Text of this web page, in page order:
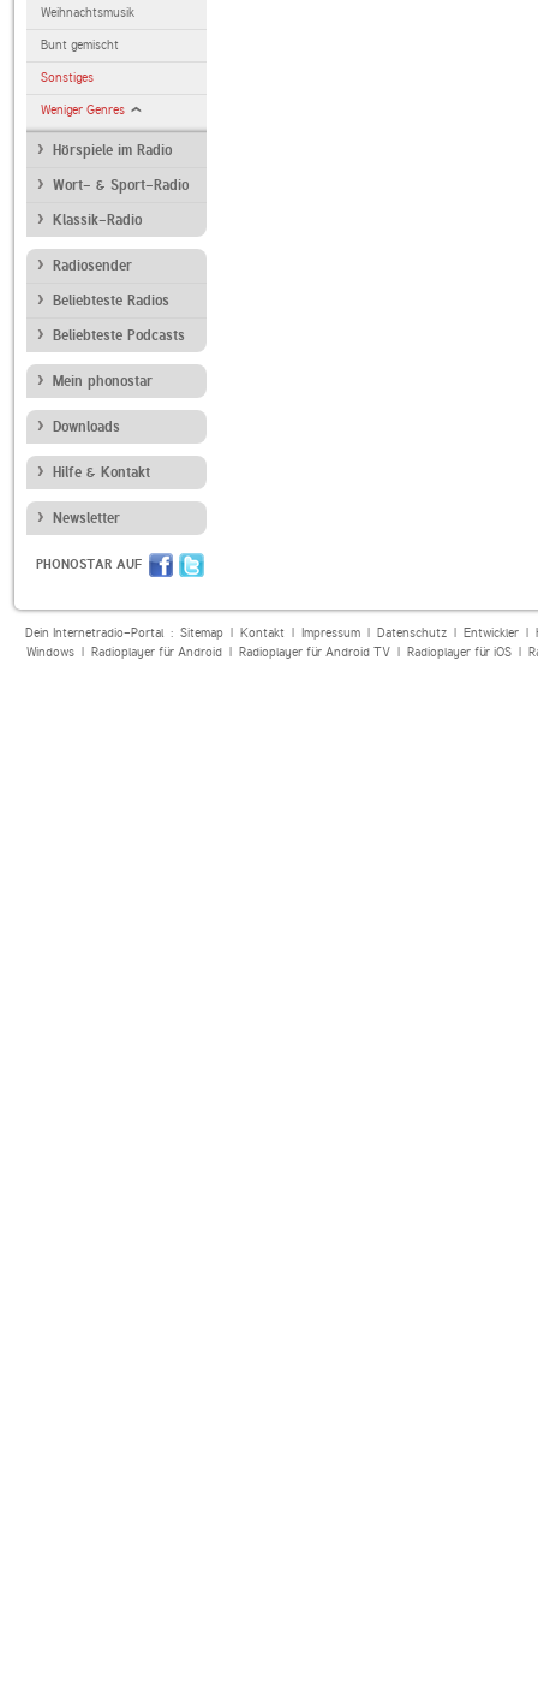
Weihnachtsmusik
Bunt gemischt
Sonstiges
Weniger Genres
Hörspiele im Radio
Wort- & Sport-Radio
Klassik-Radio
Radiosender
Beliebteste Radios
Beliebteste Podcasts
Mein phonostar
Downloads
Hilfe & Kontakt
Newsletter
PHONOSTAR AUF
Dein Internetradio-Portal : Sitemap| Kontakt| Impressum| Datenschutz| Entwickler|
Windows| Radioplayer für Android| Radioplayer für Android TV| Radioplayer für iOS|